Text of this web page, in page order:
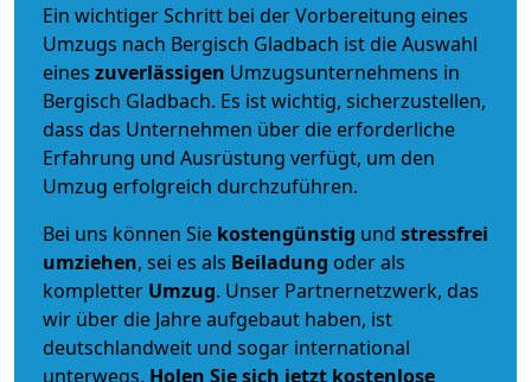
Ein wichtiger Schritt bei der Vorbereitung eines
Umzugs nach Bergisch Gladbach ist die Auswahl
eines zuverlässigen Umzugsunternehmens in
Bergisch Gladbach. Es ist wichtig, sicherzustellen,
dass das Unternehmen über die erforderliche
Erfahrung und Ausrüstung verfügt, um den
Umzug erfolgreich durchzuführen.
Bei uns können Sie kostengünstig und stressfrei
umziehen, sei es als Beiladung oder als
kompletter Umzug. Unser Partnernetzwerk, das
wir über die Jahre aufgebaut haben, ist
deutschlandweit und sogar international
unterwegs. Holen Sie sich jetzt kostenlose